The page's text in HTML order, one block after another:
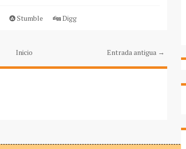
Stumble Digg
Entrada antigua →
Inicio